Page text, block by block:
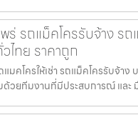
ร่ รถแม็คโครรับจ้าง รถ
ไทย ราคาถูก
แมคโครให้เช่า รถแม็คโครรับจ้าง
ด้วยทีมงานที่มีประสบการณ์ และ